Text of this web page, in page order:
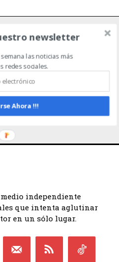
CAMPO
EVENTOS
PRIVACIDAD
independiente
que intenta aglutinar
en un sólo lugar.
newsletter
las noticias más
redes sociales.
Ahora !!!